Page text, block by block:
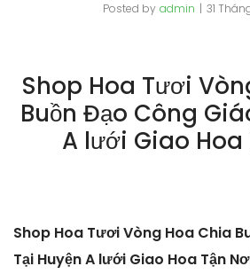
Posted by admin 31
Shop Hoa Tươi
Buồn Đạo Công
A lưới Giao Hoa
Shop Hoa Tươi Vòng Hoa Chia
Tại Huyện A lưới Giao Hoa Tận